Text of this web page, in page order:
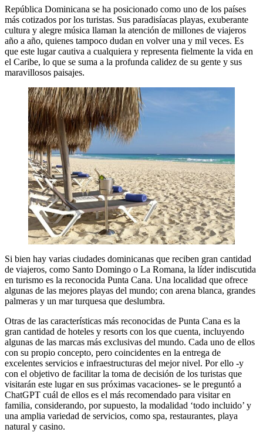
República Dominicana se ha posicionado como uno de los países
más cotizados por los turistas. Sus paradisíacas playas, exuberante
cultura y alegre música llaman la atención de millones de viajeros
año a año, quienes tampoco dudan en volver una y mil veces. Es
que este lugar cautiva a cualquiera y representa fielmente la vida en
el Caribe, lo que se suma a la profunda calidez de su gente y sus
maravillosos paisajes.
Si bien hay varias ciudades dominicanas que reciben gran cantidad
de viajeros, como Santo Domingo o La Romana, la líder indiscutida
en turismo es la reconocida Punta Cana. Una localidad que ofrece
algunas de las mejores playas del mundo; con arena blanca, grandes
palmeras y un mar turquesa que deslumbra.
Otras de las características más reconocidas de Punta Cana es la
gran cantidad de hoteles y resorts con los que cuenta, incluyendo
algunas de las marcas más exclusivas del mundo. Cada uno de ellos
con su propio concepto, pero coincidentes en la entrega de
excelentes servicios e infraestructuras del mejor nivel. Por ello -y
con el objetivo de facilitar la toma de decisión de los turistas que
visitarán este lugar en sus próximas vacaciones- se le preguntó a
ChatGPT cuál de ellos es el más recomendado para visitar en
familia, considerando, por supuesto, la modalidad ‘todo incluido’ y
una amplia variedad de servicios, como spa, restaurantes, playa
natural y casino.